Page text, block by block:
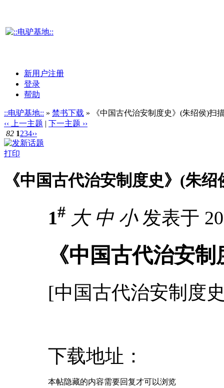
新用户注册
登录
帮助
::电驴基地:: » 禁书下载 » 《中国古代治安制度史》(朱绍侯)扫
‹‹ 上一主题 | 下一主题 ››
82 1234››
打印
《中国古代治安制度史》(朱
1# 大 中 小发表于
《中国古代治安
[中国古代治安制度
下载地址：
本帖隐藏的内容需要回复才可以浏览